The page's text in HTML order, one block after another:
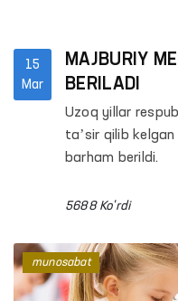
15
Mar
MAJBURIY
BERILADI
Uzoq yillar
taʼsir qilib
barham berildi.
5688 Ko'rdi
munosabat